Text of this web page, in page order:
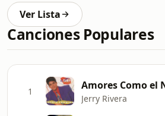
Ver Lista
Canciones Populares
1 Amores Como el
Jerry Rivera